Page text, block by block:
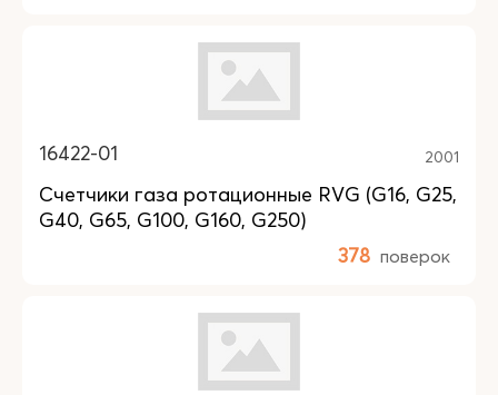
16422-01 2001
Счетчики газа ротационные RVG (G16, G25,
G40, G65, G100, G160, G250)
378 поверок